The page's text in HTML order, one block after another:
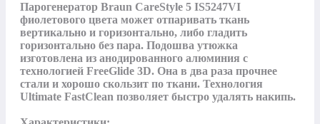
Парогенератор Braun CareStyle 5 IS5247VI
фиолетового цвета может отпаривать ткань
вертикально и горизонтально, либо гладить
горизонтально без пара. Подошва утюжка
изготовлена из анодированного алюминия с
технологией FreeGlide 3D. Она в два раза прочнее
стали и хорошо скользит по ткани. Технология
Ultimate FastClean позволяет быстро удалять накипь.